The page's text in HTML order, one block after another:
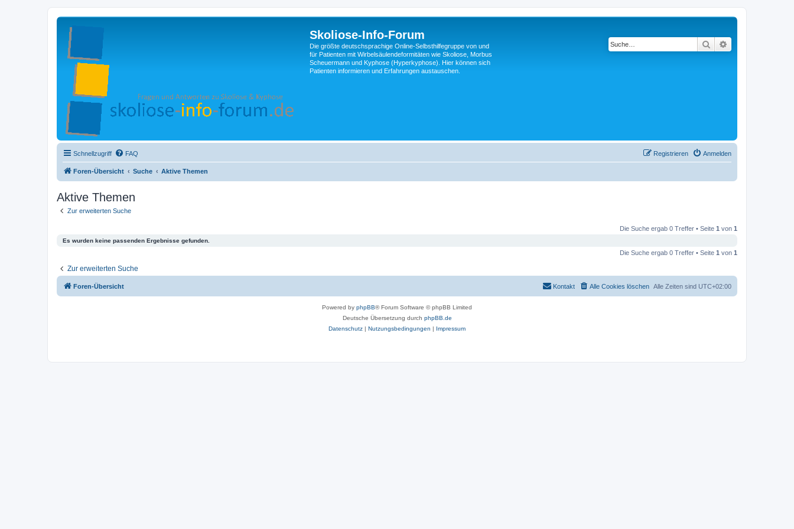
Skoliose-Info-Forum
Die größte deutschsprachige Online-Selbsthilfegruppe von und
für Patienten mit Wirbelsäulendeformitäten wie Skoliose, Morbus
Scheuermann und Kyphose (Hyperkyphose). Hier können sich
Patienten informieren und Erfahrungen austauschen.
Suche
Schnellzugriff FAQ Anmelden
Registrieren
Foren-Übersicht Suche Aktive Themen
Aktive Themen
Zur erweiterten Suche
Die Suche ergab 0 Treffer • Seite 1 von 1
Es wurden keine passenden Ergebnisse gefunden.
Die Suche ergab 0 Treffer • Seite 1 von 1
Zur erweiterten Suche
Foren-Übersicht Alle Zeiten sind UTC+02:00
Alle Cookies löschen
Kontakt
Powered by phpBB® Forum Software © phpBB Limited
Deutsche Übersetzung durch phpBB.de
Datenschutz | Nutzungsbedingungen | Impressum